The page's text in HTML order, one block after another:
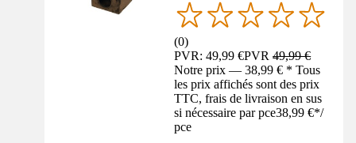
(0)
PVR: 49,99 €PVR49,99 €
Notre prix — 38,99 € * Tous
les prix affichés sont des prix
TTC, frais de livraison en sus
si nécessaire par pce38,99 €*/
pce